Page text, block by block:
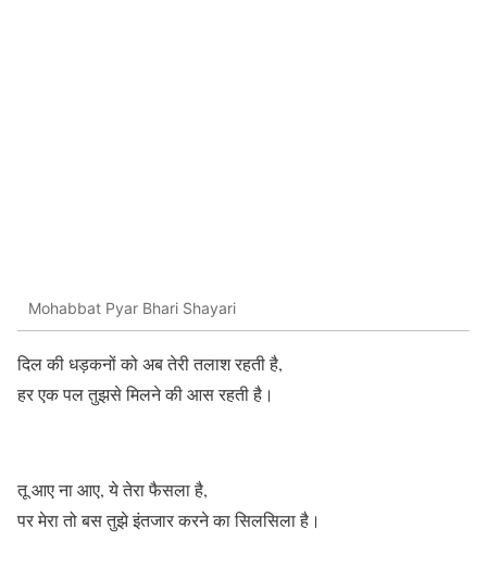
Mohabbat Pyar Bhari Shayari
दिल की धड़कनों को अब तेरी तलाश रहती है,
हर एक पल तुझसे मिलने की आस रहती है।
तू आए ना आए, ये तेरा फैसला है,
पर मेरा तो बस तुझे इंतजार करने का सिलसिला है।